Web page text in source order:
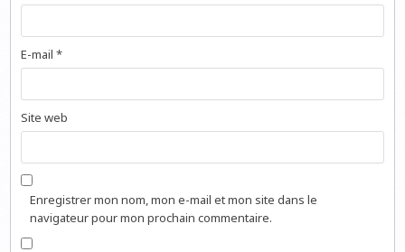
E-mail*
Site web
Enregistrer mon nom, mon e-mail et mon site dans le
navigateur pour mon prochain commentaire.